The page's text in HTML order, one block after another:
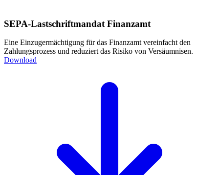
SEPA-Lastschriftmandat Finanzamt
Eine Einzugermächtigung für das Finanzamt vereinfacht den
Zahlungsprozess und reduziert das Risiko von Versäumnisen.
Download